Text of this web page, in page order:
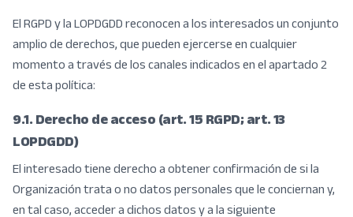
El RGPD y la LOPDGDD reconocen a los interesados un conjunto
amplio de derechos, que pueden ejercerse en cualquier
momento a través de los canales indicados en el apartado 2
de esta política:
9.1. Derecho de acceso (art. 15 RGPD; art. 13
LOPDGDD)
El interesado tiene derecho a obtener confirmación de si la
Organización trata o no datos personales que le conciernan y,
en tal caso, acceder a dichos datos y a la siguiente